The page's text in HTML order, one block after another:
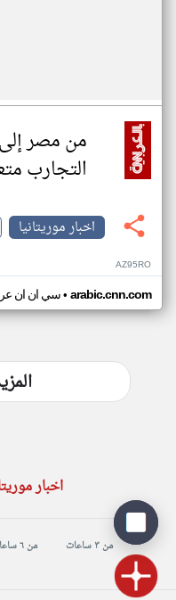
من مصر
التجارب
اخبار موريتانيا
AZ95RO
سي ان ان• arabic.cnn.com
اخبار
من ٣ ساعات من ٦ ساعات